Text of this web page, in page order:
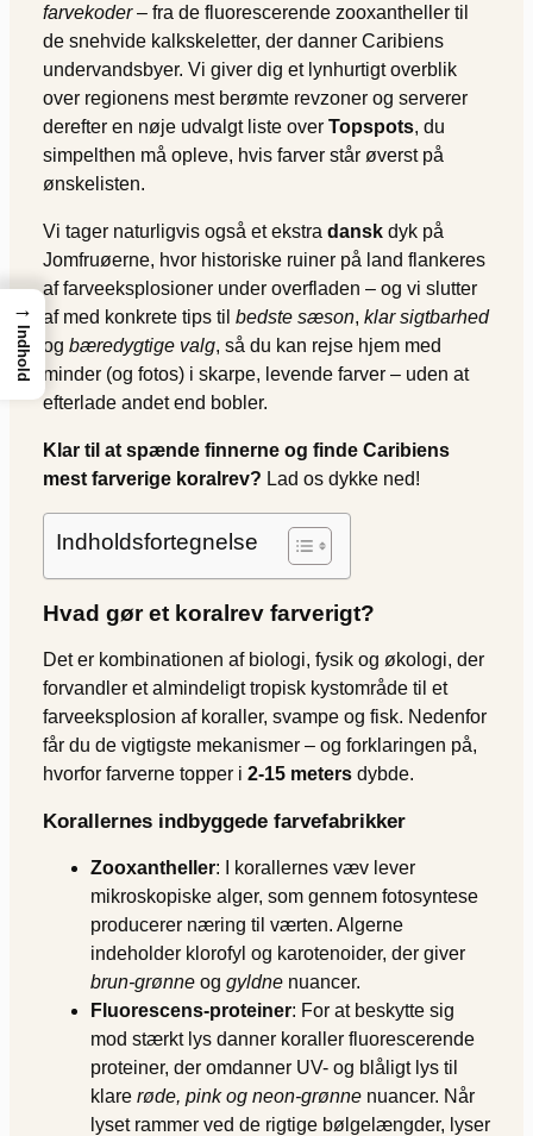
farvekoder– fra de fluorescerende zooxantheller til
de snehvide kalkskeletter, der danner Caribiens
undervandsbyer. Vi giver dig et lynhurtigt overblik
over regionens mest berømte revzoner og serverer
derefter en nøje udvalgt liste over Topspots, du
simpelthen må opleve, hvis farver står øverst på
ønskelisten.
Vi tager naturligvis også et ekstra dansk dyk på
Jomfruøerne, hvor historiske ruiner på land flankeres
af farveeksplosioner under overfladen – og vi slutter
af med konkrete tips til bedste sæson, klar sigtbarhed
og bæredygtige valg, så du kan rejse hjem med
minder (og fotos) i skarpe, levende farver – uden at
efterlade andet end bobler.
Klar til at spænde finnerne og finde Caribiens
mest farverige koralrev? Lad os dykke ned!
Indholdsfortegnelse
Hvad gør et koralrev farverigt?
Det er kombinationen af biologi, fysik og økologi, der
forvandler et almindeligt tropisk kystområde til et
farveeksplosion af koraller, svampe og fisk. Nedenfor
får du de vigtigste mekanismer – og forklaringen på,
hvorfor farverne topper i 2-15 meters dybde.
Korallernes indbyggede farvefabrikker
Zooxantheller: I korallernes væv lever
mikroskopiske alger, som gennem fotosyntese
producerer næring til værten. Algerne
indeholder klorofyl og karotenoider, der giver
brun-grønne og gyldne nuancer.
Fluorescens-proteiner: For at beskytte sig
mod stærkt lys danner koraller fluorescerende
proteiner, der omdanner UV- og blåligt lys til
klare røde, pink og neon-grønne nuancer. Når
lyset rammer ved de rigtige bølgelængder, lyser
→
Indhold